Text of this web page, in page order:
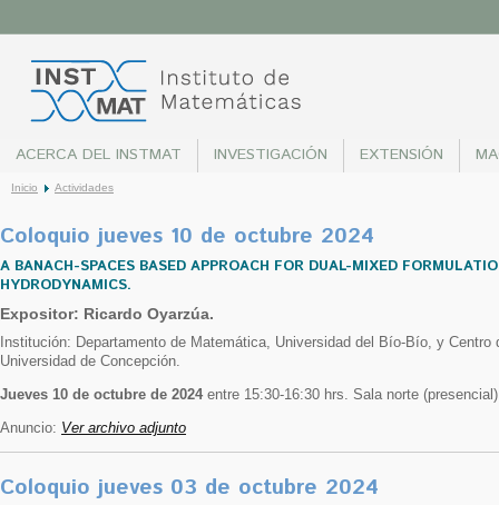
ACERCA DEL INSTMAT INVESTIGACIÓN EXTENSIÓN
Inicio Actividades
Coloquio jueves 10 de octubre 2024
A BANACH-SPACES BASED APPROACH FOR DUAL-MIXED
HYDRODYNAMICS.
Expositor: Ricardo Oyarzúa.
Institución: Departamento de Matemática, Universidad del Bío-Bío, y
Universidad de Concepción.
Jueves 10 de octubre de 2024 entre 15:30-16:30 hrs. Sala norte (presencial)
Anuncio: Ver archivo adjunto
Coloquio jueves 03 de octubre 2024